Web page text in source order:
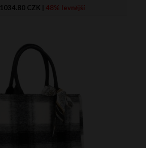
1034.80 CZK | 48% levnější